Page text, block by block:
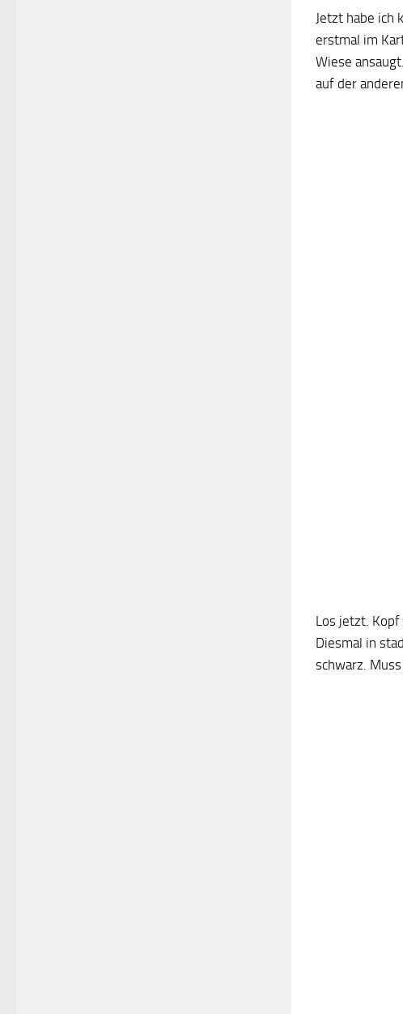
Jetzt habe ich
erstmal im
Wiese
auf der
Los jetzt.
Diesmal in
schwarz.